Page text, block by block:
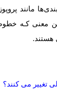
مانند
معنی کـه
هستند.
تغییر می کنند؟